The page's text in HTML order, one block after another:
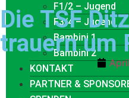
F1/2 – Jugend
F3/4 – Jugend
Bambini 1
Bambini 2
KONTAKT
PARTNER &
Die TSF
trauern um